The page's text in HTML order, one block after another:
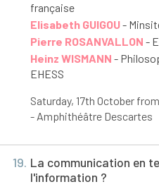
française
Elisabeth GUIGOU-
Pierre ROSANVALLON -
Heinz WISMANN -
EHESS
Saturday, 17th October
- Amphithéâtre Descartes
19. La communication en
l'information ?